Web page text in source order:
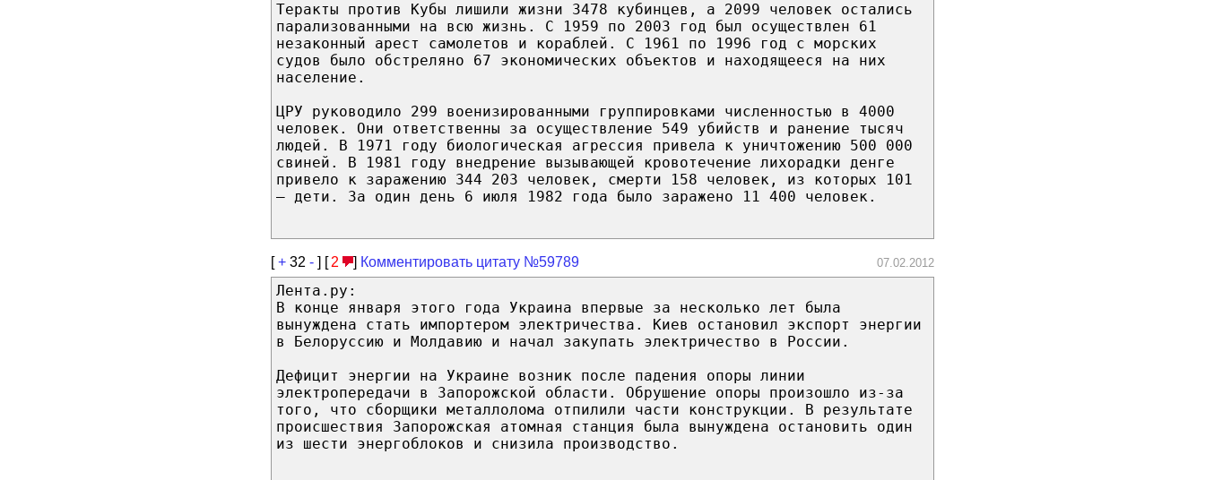
Теракты против Кубы лишили жизни 3478 кубинцев, а 2099 человек остались
парализованными на всю жизнь. С 1959 по 2003 год был осуществлен 61
незаконный арест самолетов и кораблей. С 1961 по 1996 год с морских
судов было обстреляно 67 экономических объектов и находящееся на них
население.
ЦРУ руководило 299 военизированными группировками численностью в 4000
человек. Они ответственны за осуществление 549 убийств и ранение тысяч
людей. В 1971 году биологическая агрессия привела к уничтожению 500 000
свиней. В 1981 году внедрение вызывающей кровотечение лихорадки денге
привело к заражению 344 203 человек, смерти 158 человек, из которых 101
— дети. За один день 6 июля 1982 года было заражено 11 400 человек.
[+ 32 - ] [ 2 ] Комментировать цитату №59789 07.02.2012
Лента.ру:
В конце января этого года Украина впервые за несколько лет была
вынуждена стать импортером электричества. Киев остановил экспорт энергии
в Белоруссию и Молдавию и начал закупать электричество в России.
Дефицит энергии на Украине возник после падения опоры линии
электропередачи в Запорожской области. Обрушение опоры произошло из-за
того, что сборщики металлолома отпилили части конструкции. В результате
происшествия Запорожская атомная станция была вынуждена остановить один
из шести энергоблоков и снизила производство.